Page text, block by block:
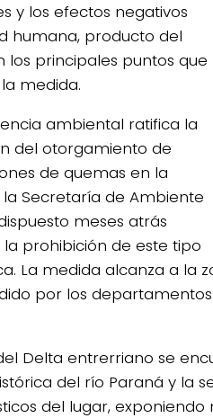
y los efectos negativos
humana, producto del
los principales puntos que
medida.
ambiental ratifica la
del otorgamiento de
de quemas en la
la Secretaría de Ambiente
meses atrás
prohibición de este tipo
La medida alcanza a la
por los departamentos
Delta entrerriano se
del río Paraná y la
del lugar,